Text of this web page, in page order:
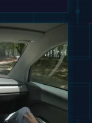
한 국가 지
를 구축하고
. 이 계획을
석합니다.